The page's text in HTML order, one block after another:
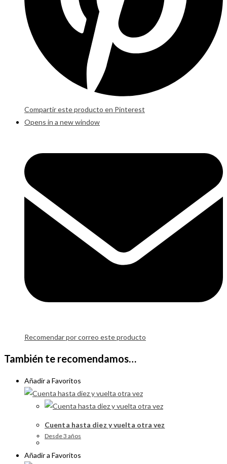
Compartir este producto en Pinterest
Opens in a new window
Recomendar por correo este producto
También te recomendamos…
Añadir a Favoritos
Cuenta hasta diez y vuelta otra vez
Desde 3 años
Añadir a Favoritos